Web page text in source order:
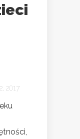
2017